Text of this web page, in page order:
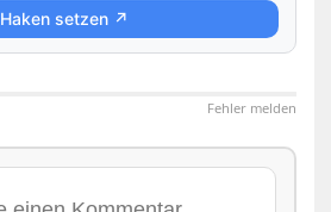
Haken setzen ↗
Fehler melden